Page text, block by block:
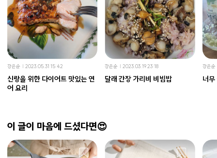
강은순 2023.05.31 15:42
신랑을 위한 다이어트 맛있는 연
어 요리
강은순 2023.03.19 23:18
달래 간장 가리비 비빔밥
강은순
너무
이 글이 마음에 드셨다면😍